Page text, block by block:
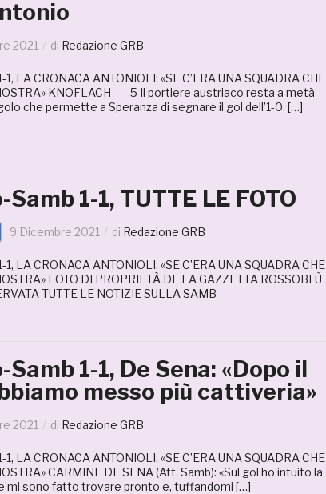
2021 di Redazione GRB
LA CRONACA ANTONIOLI: «SE C’ERA UNA SQUADRA CHE
KNOFLACH 5 Il portiere austriaco resta a metà
che permette a Speranza di segnare il gol dell’1-0. […]
1-1, TUTTE LE FOTO
9 Dicembre 2021 di Redazione GRB
LA CRONACA ANTONIOLI: «SE C’ERA UNA SQUADRA CHE
FOTO DI PROPRIETÀ DE LA GAZZETTA ROSSOBLÙ
TUTTE LE NOTIZIE SULLA SAMB
1-1, De Sena: «Dopo il
messo più cattiveria»
2021 di Redazione GRB
LA CRONACA ANTONIOLI: «SE C’ERA UNA SQUADRA CHE
CARMINE DE SENA (Att. Samb): «Sul gol ho intuito la
mi sono fatto trovare pronto e, tuffandomi […]